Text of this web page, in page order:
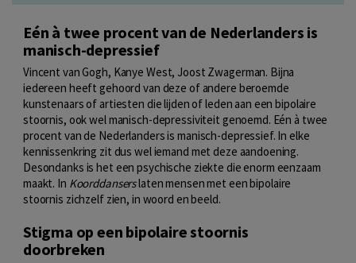
Eén à twee procent van de Nederlanders is
manisch-depressief
Vincent van Gogh, Kanye West, Joost Zwagerman. Bijna
iedereen heeft gehoord van deze of andere beroemde
kunstenaars of artiesten die lijden of leden aan een bipolaire
stoornis, ook wel manisch-depressiviteit genoemd. Eén à twee
procent van de Nederlanders is manisch-depressief. In elke
kennissenkring zit dus wel iemand met deze aandoening.
Desondanks is het een psychische ziekte die enorm eenzaam
maakt. In Koorddanserslaten mensen met een bipolaire
stoornis zichzelf zien, in woord en beeld.
Stigma op een bipolaire stoornis
doorbreken